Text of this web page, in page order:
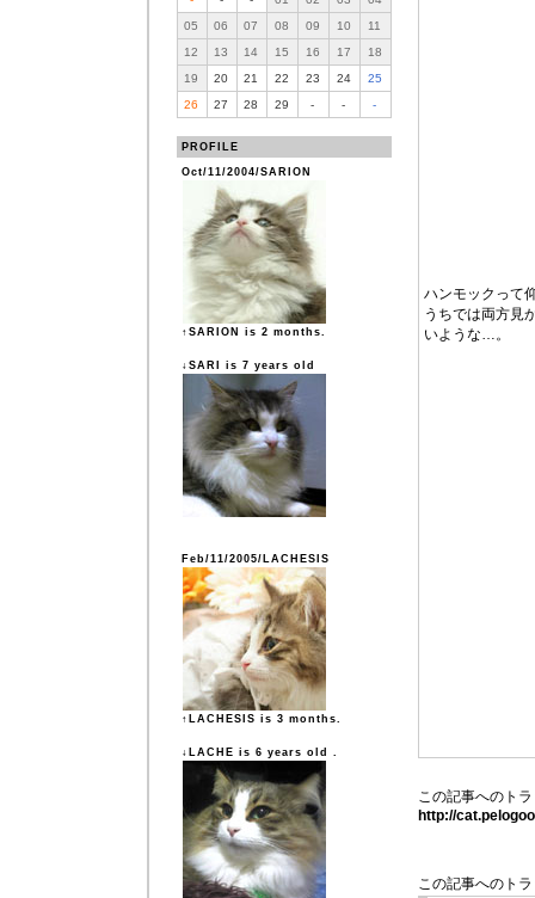
05
06 07 08 09 10
11
12
13 14 15 16 17
18
19
20 21 22 23 24
25
26
27 28 29 - - -
PROFILE
Oct/11/2004/SARION
↑SARION is 2 months.
↓SARI is 7 years old
Feb/11/2005/LACHESIS
↑LACHESIS is 3 months.
↓LACHE is 6 years old .
ハンモックって
うちでは両方見
いような…。
この記事へのト
http://
この記事へのト